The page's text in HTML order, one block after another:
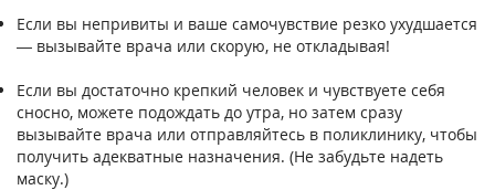
Если вы непривиты и ваше самочувствие резко ухудшается
— вызывайте врача или скорую, не откладывая!
Если вы достаточно крепкий человек и чувствуете себя
сносно, можете подождать до утра, но затем сразу
вызывайте врача или отправляйтесь в поликлинику, чтобы
получить адекватные назначения. (Не забудьте надеть
маску.)